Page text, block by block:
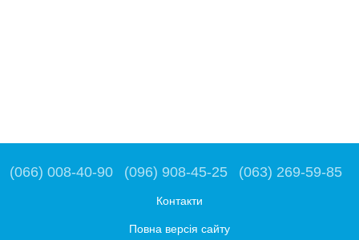
(066) 008-40-90 (096) 908-45-25 (063) 269-59-85
Контакти
Повна версія сайту